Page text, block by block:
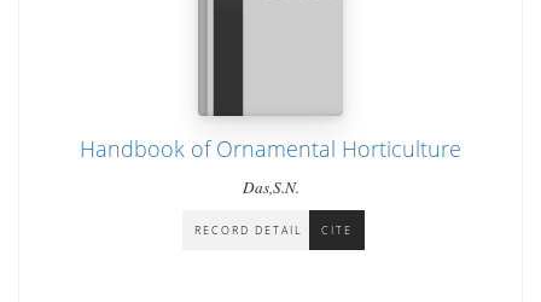
Handbook of Ornamental Horticulture
Das,S.N.
RECORD DETAIL CITE